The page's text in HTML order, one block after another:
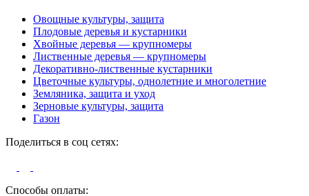
Овощные культуры, защита
Плодовые деревья и кустарники
Хвойные деревья — крупномеры
Лиственные деревья — крупномеры
Декоративно-лиственные кустарники
Цветочные культуры, однолетние и многолетние
Земляника, защита и уход
Зерновые культуры, защита
Газон
Поделиться в соц сетях:
Способы оплаты: